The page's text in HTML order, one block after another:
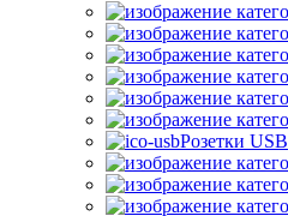
Розетки USB